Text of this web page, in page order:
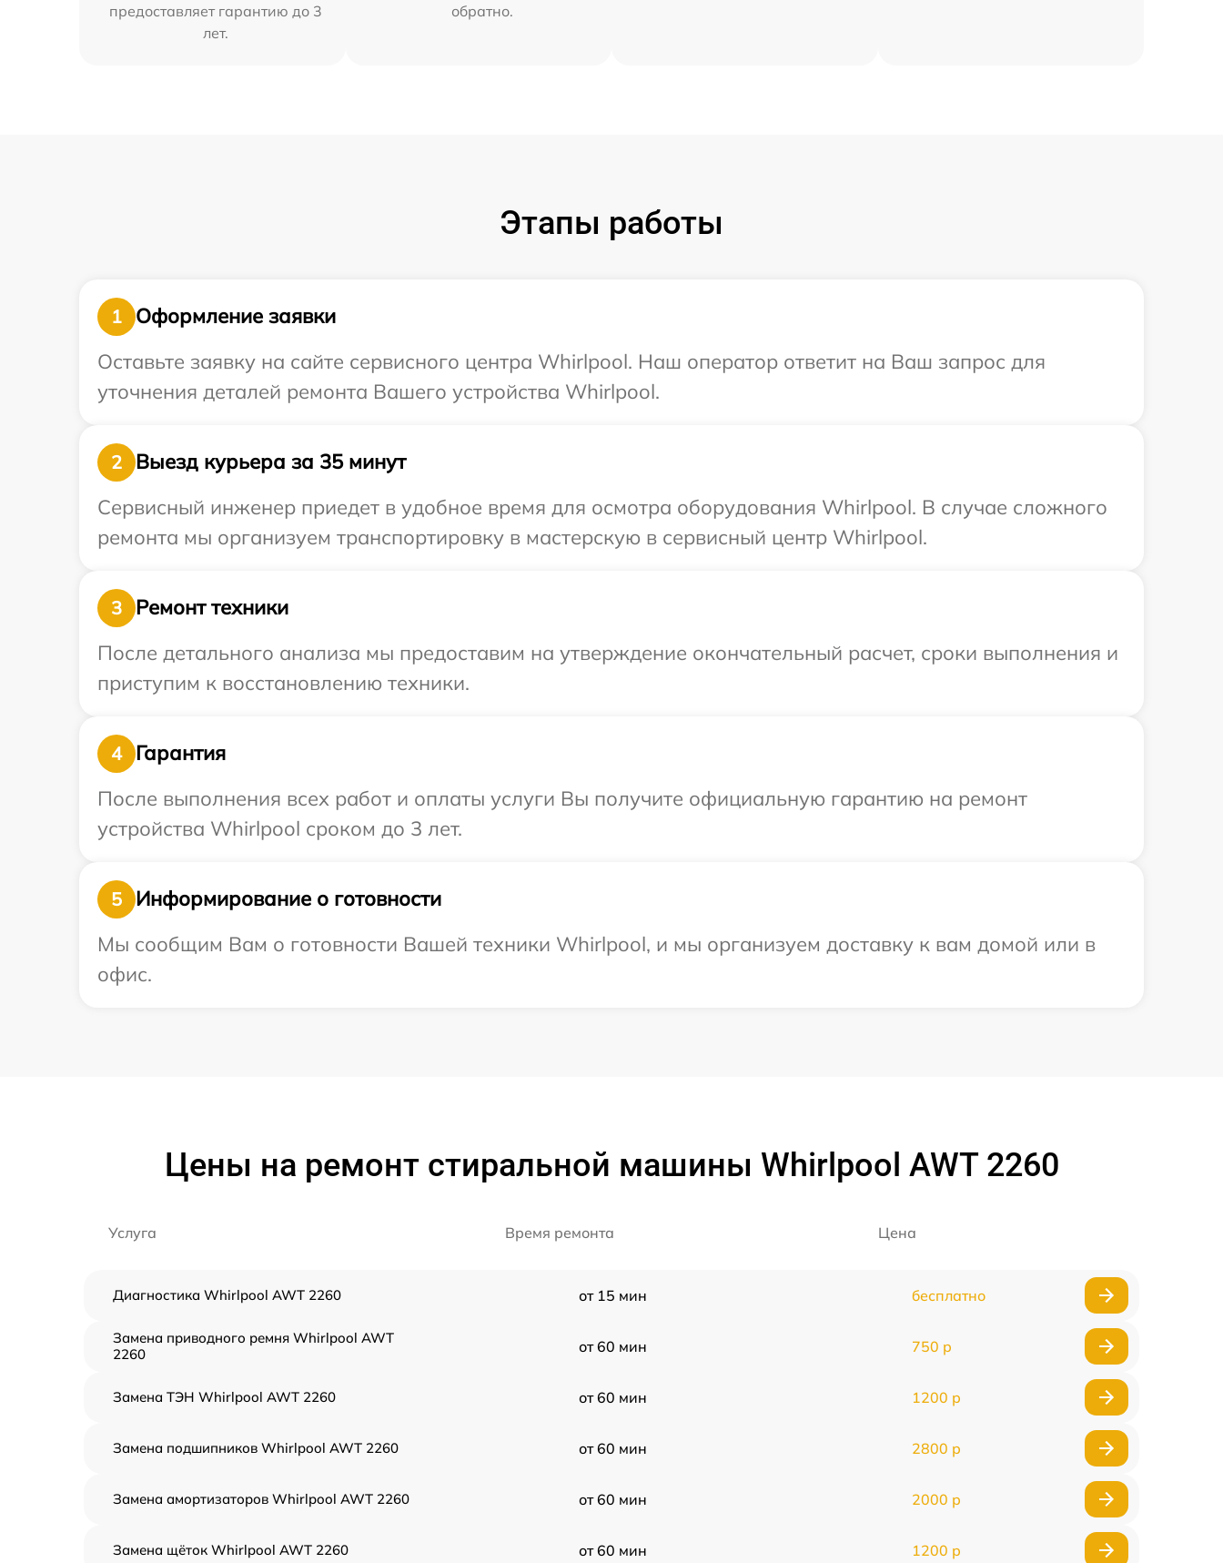
предоставляет гарантию до 3
лет.
обратно.
Этапы работы
1
Оформление заявки
Оставьте заявку на сайте сервисного центра Whirlpool. Наш оператор ответит на Ваш запрос для
уточнения деталей ремонта Вашего устройства Whirlpool.
2
Выезд курьера за 35 минут
Сервисный инженер приедет в удобное время для осмотра оборудования Whirlpool. В случае сложного
ремонта мы организуем транспортировку в мастерскую в сервисный центр Whirlpool.
3
Ремонт техники
После детального анализа мы предоставим на утверждение окончательный расчет, сроки выполнения и
приступим к восстановлению техники.
4
Гарантия
После выполнения всех работ и оплаты услуги Вы получите официальную гарантию на ремонт
устройства Whirlpool сроком до 3 лет.
5
Информирование о готовности
Мы сообщим Вам о готовности Вашей техники Whirlpool, и мы организуем доставку к вам домой или в
офис.
Цены на ремонт стиральной машины Whirlpool AWT 2260
Услуга Время ремонта Цена
Диагностика Whirlpool AWT 2260 от 15 мин бесплатно
Замена приводного ремня Whirlpool AWT
2260
от 60 мин 750 р
Замена ТЭН Whirlpool AWT 2260 от 60 мин 1200 р
Замена подшипников Whirlpool AWT 2260 от 60 мин 2800 р
Замена амортизаторов Whirlpool AWT 2260 от 60 мин 2000 р
Замена щёток Whirlpool AWT 2260 от 60 мин 1200 р